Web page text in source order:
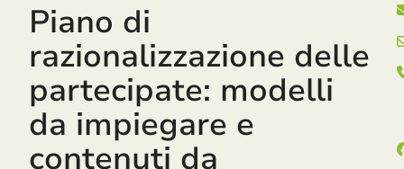
Piano di
razionalizzazione delle
partecipate: modelli
da impiegare e
contenuti da